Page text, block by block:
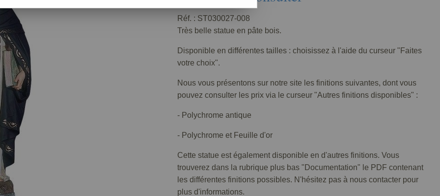
Réf. : ST030027-008
Très belle statue en pâte bois.
Disponible en différentes tailles : choisissez à l'aide du curseur "Faites
votre choix".
Nous vous présentons sur notre site les finitions suivantes, dont vous
pouvez consulter les prix via le curseur "Autres finitions disponibles" :
- Polychrome antique
- Polychrome et Feuille d'or
Cette statue est également disponible en d'autres finitions. Vous
trouverez dans la rubrique plus bas "Documentation" le PDF contenant
les différentes finitions possibles. N'hésitez pas à nous contacter pour
plus d'informations.